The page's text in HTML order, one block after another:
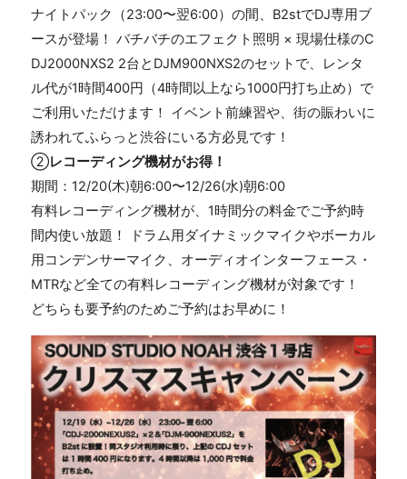
ナイトパック（23:00〜翌6:00）の間、B2stでDJ専用ブ
ースが登場！ バチバチのエフェクト照明 × 現場仕様のC
DJ2000NXS2 2台とDJM900NXS2のセットで、レンタ
ル代が1時間400円（4時間以上なら1000円打ち止め）で
ご利用いただけます！ イベント前練習や、街の賑わいに
誘われてふらっと渋谷にいる方必見です！
②レコーディング機材がお得！
期間：12/20(木)朝6:00〜12/26(水)朝6:00
有料レコーディング機材が、1時間分の料金でご予約時
間内使い放題！ ドラム用ダイナミックマイクやボーカル
用コンデンサーマイク、オーディオインターフェース・
MTRなど全ての有料レコーディング機材が対象です！
どちらも要予約のためご予約はお早めに！